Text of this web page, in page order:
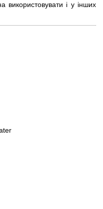
використовувати і у інших